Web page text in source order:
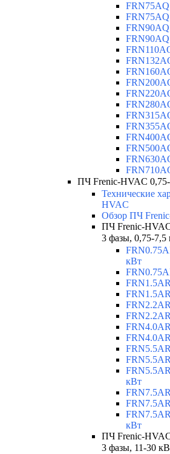
ПЧ Frenic-HVAC
Технические
HVAC
Обзор ПЧ
ПЧ Frenic-
3 фазы, 0,75-7,5
кВт
кВт
кВт
ПЧ Frenic-
3 фазы, 11-30